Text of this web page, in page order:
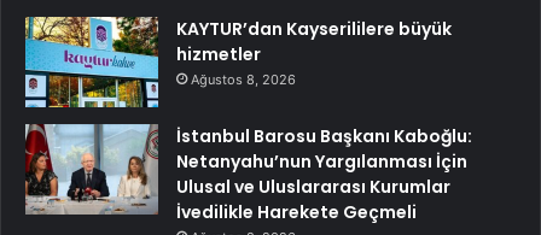
KAYTUR’dan Kayserililere büyük
hizmetler
Ağustos 8, 2026
İstanbul Barosu Başkanı Kaboğlu:
Netanyahu’nun Yargılanması İçin
Ulusal ve Uluslararası Kurumlar
İvedilikle Harekete Geçmeli